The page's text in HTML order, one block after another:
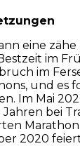
eine zähe
im
im
und es
Im Mai
bei
2020